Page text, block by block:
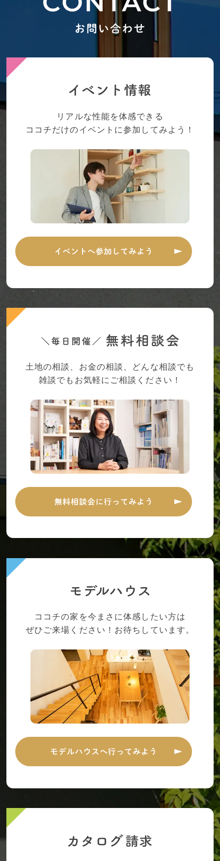
リアルな性能を体感できる
ココチだけのイベントに参加してみよう！
土地の相談、お金の相談、どんな相談でも
雑談でもお気軽にご相談ください！
ココチの家を今まさに体感したい方は
ぜひご来場ください！お待ちしています。